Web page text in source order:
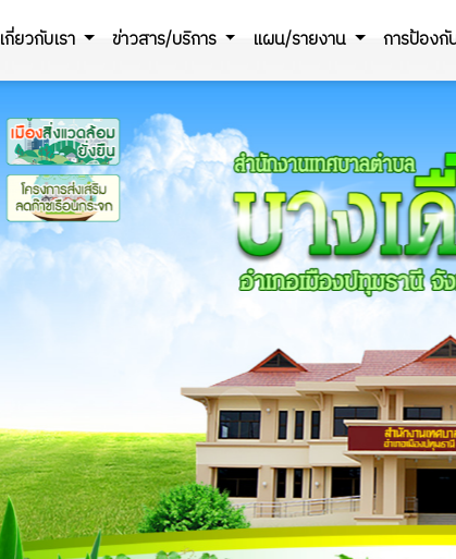
เกี่ยวกับเรา ข่าวสาร/บริการ แผน/รายงาน การป้องกั